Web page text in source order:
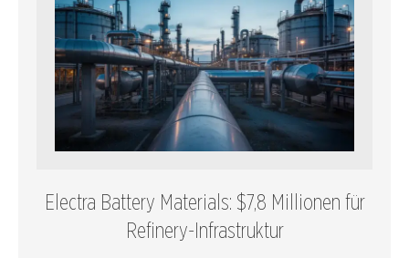
Electra Battery Materials: $7,8 Millionen für
Refinery-Infrastruktur